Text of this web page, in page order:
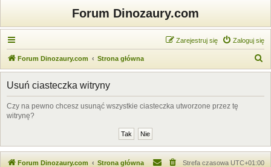
Forum Dinozaury.com
Zaloguj się
Zarejestruj się
Forum Dinozaury.com Strona główna
z
Usuń ciasteczka witryny
Czy na pewno chcesz usunąć wszystkie ciasteczka utworzone przez tę
witrynę?
Forum Dinozaury.com Strona główna Strefa czasowa UTC+01:00